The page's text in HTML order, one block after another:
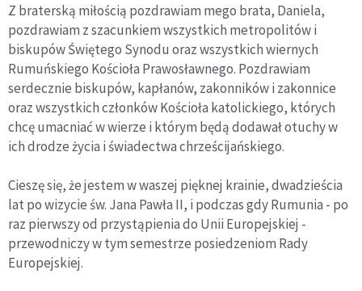
Z braterską miłością pozdrawiam mego brata, Daniela,
pozdrawiam z szacunkiem wszystkich metropolitów i
biskupów Świętego Synodu oraz wszystkich wiernych
Rumuńskiego Kościoła Prawosławnego. Pozdrawiam
serdecznie biskupów, kapłanów, zakonników i zakonnice
oraz wszystkich członków Kościoła katolickiego, których
chcę umacniać w wierze i którym będą dodawał otuchy w
ich drodze życia i świadectwa chrześcijańskiego.
Cieszę się, że jestem w waszej pięknej krainie, dwadzieścia
lat po wizycie św. Jana Pawła II, i podczas gdy Rumunia - po
raz pierwszy od przystąpienia do Unii Europejskiej -
przewodniczy w tym semestrze posiedzeniom Rady
Europejskiej.